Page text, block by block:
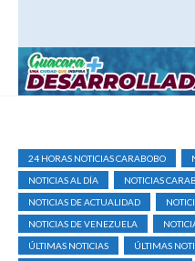
24 HORAS NOTICIAS CARABOBO
NOTICIAS AL DÍA
NOTICIAS
NOTICIAS DE ACTUALIDAD
NOTICIAS DE VENEZUELA
ÚLTIMAS NOTICIAS
ÚLTIMAS